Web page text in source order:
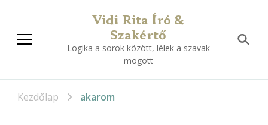
Vidi Rita Író &
Szakértő
Logika a sorok között, lélek a szavak
mögött
Kezdőlap akarom